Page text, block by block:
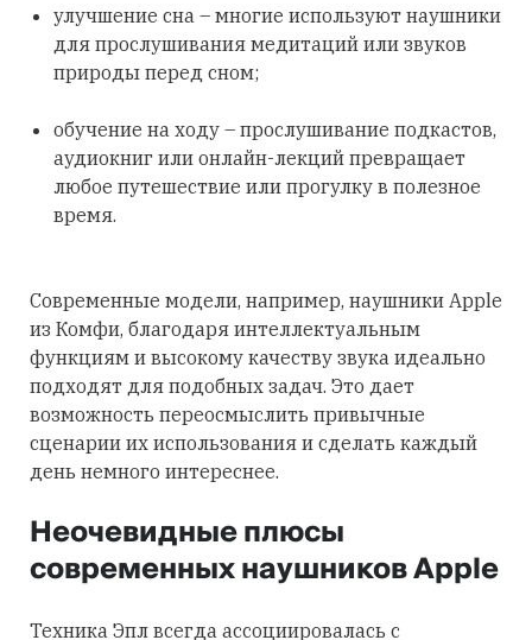
улучшение сна – многие используют наушники
для прослушивания медитаций или звуков
природы перед сном;
обучение на ходу – прослушивание подкастов,
аудиокниг или онлайн-лекций превращает
любое путешествие или прогулку в полезное
время.
Современные модели, например, наушники Apple
из Комфи, благодаря интеллектуальным
функциям и высокому качеству звука идеально
подходят для подобных задач. Это дает
возможность переосмыслить привычные
сценарии их использования и сделать каждый
день немного интереснее.
Неочевидные плюсы
современных наушников Apple
Техника Эпл всегда ассоциировалась с